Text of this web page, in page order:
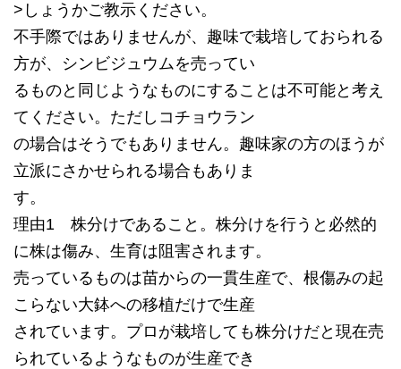
>しょうかご教示ください。
不手際ではありませんが、趣味で栽培しておられる
方が、シンビジュウムを売ってい
るものと同じようなものにすることは不可能と考え
てください。ただしコチョウラン
の場合はそうでもありません。趣味家の方のほうが
立派にさかせられる場合もありま
す。
理由1 株分けであること。株分けを行うと必然的
に株は傷み、生育は阻害されます。
売っているものは苗からの一貫生産で、根傷みの起
こらない大鉢への移植だけで生産
されています。プロが栽培しても株分けだと現在売
られているようなものが生産でき